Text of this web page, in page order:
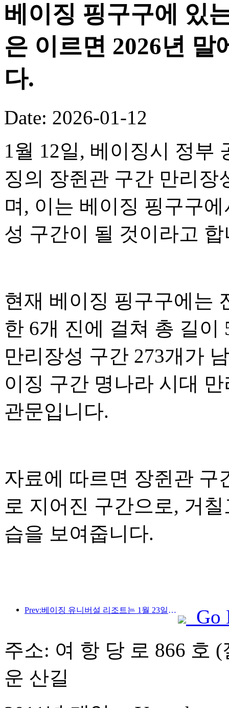
베이징 핑구구에 있
은 이르면 2026년
다.
Date: 2026-01-12
1월 12일, 베이징시 정부
징의 장쥔관 구간 만리장
며, 이는 베이징 핑구구
성 구간이 될 것이라고
현재 베이징 핑구구에는
한 6개 진에 걸쳐 총 길이
만리장성 구간 273개가
이징 구간 명나라 시대
관문입니다.
자료에 따르면 장쥔관 구
로 지어진 구간으로, 거
습을 보여줍니다.
Prev:베이징 유니버설 리조트는 1월 23일부터 40일간 유니버설 중국 설날 이벤트를 개최합니다.
Go
주소: 여 항 당 로 866 호
운 산길